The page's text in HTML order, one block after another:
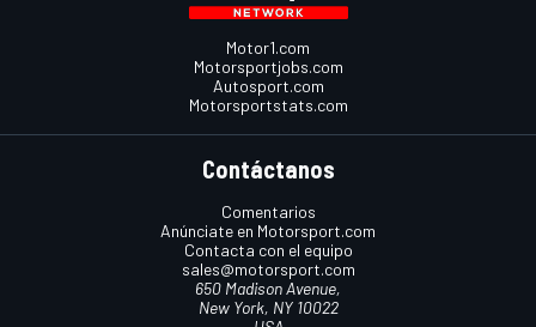
Motor1.com
Motorsportjobs.com
Autosport.com
Motorsportstats.com
Contáctanos
Comentarios
Anúnciate en Motorsport.com
Contacta con el equipo
sales@motorsport.com
650 Madison Avenue,
New York, NY 10022